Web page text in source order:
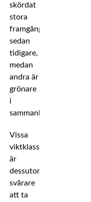
skördat
stora
framgångar
sedan
tidigare,
medan
andra är
grönare
i
sammanhanget.
Vissa
viktklasser
är
dessutom
svårare
att ta